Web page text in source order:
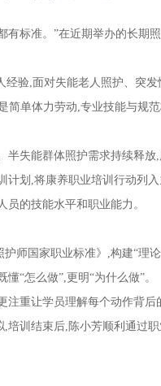
标准。”在近期举办的长期照
验,面对失能老人照护、突发
简单体力劳动,专业技能与规
失能群体照护需求持续释放,
计划,将康养职业培训行动列
的技能水平和职业能力。
师国家职业标准》,构建“理论
“怎么做”,更明“为什么做”。
重让学员理解每个动作背后
训结束后,陈小芳顺利通过